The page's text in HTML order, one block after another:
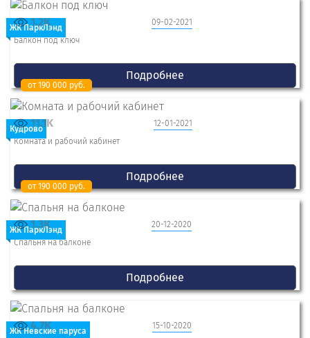
ЖК ПаркЛэнд
09-02-2021
1.2K
Балкон под ключ
Подробнее
Кудрово
от 190 000 руб.
12-01-2021
11.1K
Комната и рабочий кабинет
Подробнее
ЖК ПаркЛэнд
от 190 000 руб.
20-12-2020
1.3K
Спальня на балконе
Подробнее
ЖК Невские паруса
15-10-2020
4.7K